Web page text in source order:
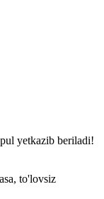
yetkazib beriladi!
to'lovsiz